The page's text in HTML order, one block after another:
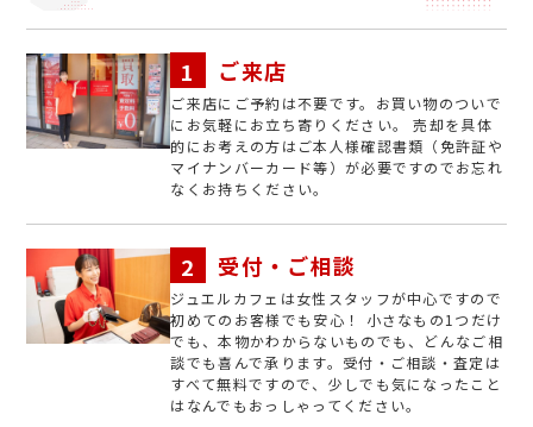
ご来店
ご来店にご予約は不要です。お買い物のついで
にお気軽にお立ち寄りください。 売却を具体
的にお考えの方はご本人様確認書類（免許証や
マイナンバーカード等）が必要ですのでお忘れ
なくお持ちください。
受付・ご相談
ジュエルカフェは女性スタッフが中心ですので
初めてのお客様でも安心！ 小さなもの1つだけ
でも、本物かわからないものでも、どんなご相
談でも喜んで承ります。受付・ご相談・査定は
すべて無料ですので、少しでも気になったこと
はなんでもおっしゃってください。